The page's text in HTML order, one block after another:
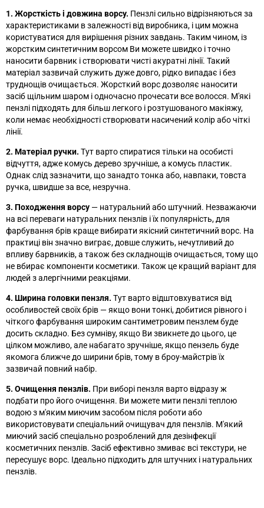
1. Жорсткість і довжина ворсу. Пензлі сильно відрізняються за
характеристиками в залежності від виробника, і цим можна
користуватися для вирішення різних завдань. Таким чином, із
жорстким синтетичним ворсом Ви можете швидко і точно
наносити барвник і створювати чисті акуратні лінії. Такий
матеріал зазвичай служить дуже довго, рідко випадає і без
труднощів очищається. Жорсткий ворс дозволяє наносити
засіб щільним шаром і одночасно прочесати все волосся. М'які
пензлі підходять для більш легкого і розтушованого макіяжу,
коли немає необхідності створювати насичений колір або чіткі
лінії.
2. Матеріал ручки. Тут варто спиратися тільки на особисті
відчуття, адже комусь дерево зручніше, а комусь пластик.
Однак слід зазначити, що занадто тонка або, навпаки, товста
ручка, швидше за все, незручна.
3. Походження ворсу — натуральний або штучний. Незважаючи
на всі переваги натуральних пензлів і їх популярність, для
фарбування брів краще вибирати якісний синтетичний ворс. На
практиці він значно виграє, довше служить, нечутливий до
впливу барвників, а також без складнощів очищається, тому що
не вбирає компоненти косметики. Також це кращий варіант для
людей з алергічними реакціями.
4. Ширина головки пензля. Тут варто відштовхуватися від
особливостей своїх брів —якщо вони тонкі, добитися рівного і
чіткого фарбування широким сантиметровим пензлем буде
досить складно. Без сумніву, якщо Ви звикнете до цього, це
цілком можливо, але набагато зручніше, якщо пензель буде
якомога ближче до ширини брів, тому в броу-майстрів їх
зазвичай повний набір.
5. Очищення пензлів. При виборі пензля варто відразу ж
подбати про його очищення. Ви можете мити пензлі теплою
водою з м'яким миючим засобом після роботи або
використовувати спеціальний очищувач для пензлів. М'який
миючий засіб спеціально розроблений для дезінфекції
косметичних пензлів. Засіб ефективно змиває всі текстури, не
пересушує ворс. Ідеально підходить для штучних і натуральних
пензлів.